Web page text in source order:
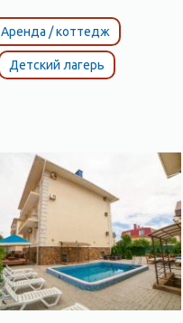
Аренда / коттедж
Детский лагерь